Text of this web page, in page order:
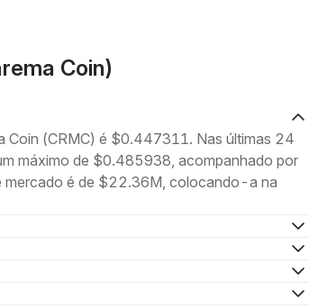
Coin)
Coin (CRMC) é $0.447311. Nas últimas 24
máximo de $0.485938, acompanhado por
mercado é de $22.36M, colocando-a na